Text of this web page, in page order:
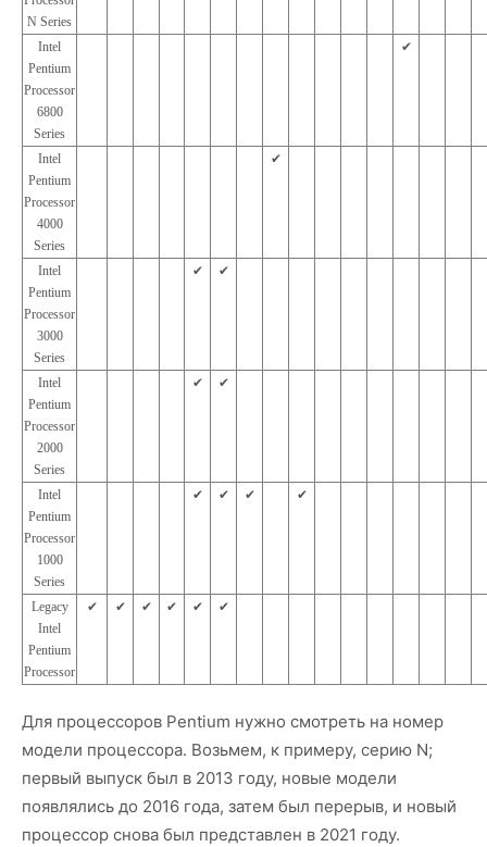
N Series
Intel
Pentium
Processor
6800
Series
✔︎
Intel
Pentium
Processor
4000
Series
✔︎
Intel
Pentium
Processor
3000
Series
✔︎ ✔︎
Intel
Pentium
Processor
2000
Series
✔︎ ✔︎
Intel
Pentium
Processor
1000
Series
✔︎ ✔︎ ✔︎ ✔︎
Legacy
Intel
Pentium
Processor
✔︎ ✔︎ ✔︎ ✔︎ ✔︎ ✔︎
Для процессоров Pentium нужно смотреть на номер
модели процессора. Возьмем, к примеру, серию N;
первый выпуск был в 2013 году, новые модели
появлялись до 2016 года, затем был перерыв, и новый
процессор снова был представлен в 2021 году.